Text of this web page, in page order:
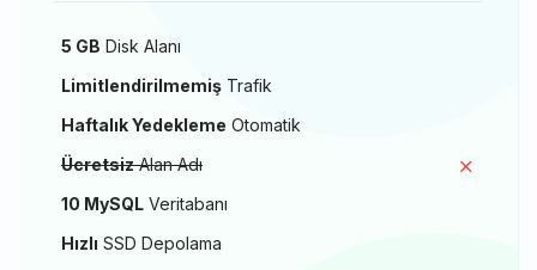
5 GB Disk Alanı
Limitlendirilmemiş Trafik
Haftalık Yedekleme Otomatik
ÜcretsizAlan Adı
10 MySQL Veritabanı
Hızlı SSD Depolama